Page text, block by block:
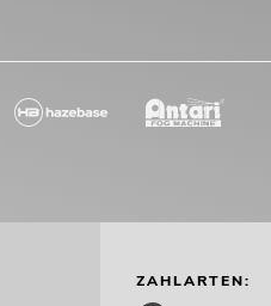
ZAHLARTEN: